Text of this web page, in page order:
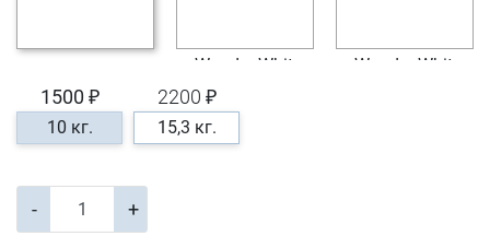
1500 ₽
10 кг.
2200 ₽
15,3 кг.
- +